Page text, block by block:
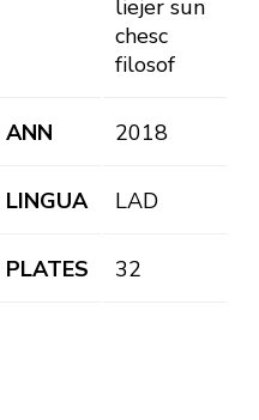
liejer sun
chesc
filosof
ANN 2018
LINGUA LAD
PLATES 32